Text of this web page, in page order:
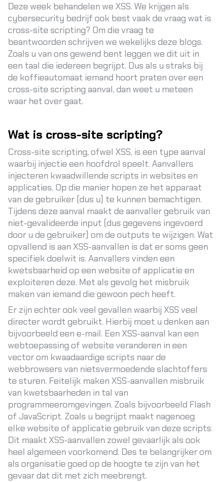
Deze week behandelen we XSS. We krijgen als
cybersecurity bedrijf ook best vaak de vraag wat is
cross-site scripting? Om die vraag te
beantwoorden schrijven we wekelijks deze blogs.
Zoals u van ons gewend bent leggen we dit uit in
een taal die iedereen begrijpt. Dus als u straks bij
de koffieautomaat iemand hoort praten over een
cross-site scripting aanval, dan weet u meteen
waar het over gaat.
Wat is cross-site scripting?
Cross-site scripting, ofwel XSS, is een type aanval
waarbij injectie een hoofdrol speelt. Aanvallers
injecteren kwaadwillende scripts in websites en
applicaties. Op die manier hopen ze het apparaat
van de gebruiker (dus u) te kunnen bemachtigen.
Tijdens deze aanval maakt de aanvaller gebruik van
niet-gevalideerde input (dus gegevens ingevoerd
door u de gebruiker) om de outputs te wijzigen. Wat
opvallend is aan XSS-aanvallen is dat er soms geen
specifiek doelwit is. Aanvallers vinden een
kwetsbaarheid op een website of applicatie en
exploiteren deze. Met als gevolg het misbruik
maken van iemand die gewoon pech heeft.
Er zijn echter ook veel gevallen waarbij XSS veel
directer wordt gebruikt. Hierbij moet u denken aan
bijvoorbeeld een e-mail. Een XSS-aanval kan een
webtoepassing of website veranderen in een
vector om kwaadaardige scripts naar de
webbrowsers van nietsvermoedende slachtoffers
te sturen. Feitelijk maken XSS-aanvallen misbruik
van kwetsbaarheden in tal van
programmeeromgevingen. Zoals bijvoorbeeld Flash
of JavaScript. Zoals u begrijpt maakt nagenoeg
elke website of applicatie gebruik van deze scripts.
Dit maakt XSS-aanvallen zowel gevaarlijk als ook
heel algemeen voorkomend. Des te belangrijker om
als organisatie goed op de hoogte te zijn van het
gevaar dat dit met zich meebrengt.